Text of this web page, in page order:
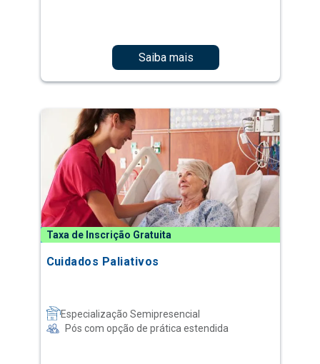
Saiba mais
Taxa de Inscrição Gratuita
Cuidados Paliativos
Especialização Semipresencial
Pós com opção de prática estendida